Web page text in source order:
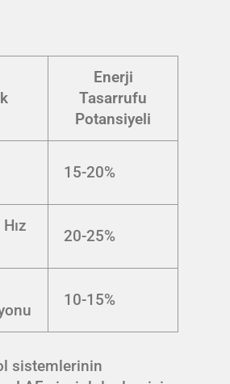
Enerji
Tasarrufu
Potansiyeli
15-20%
20-25%
10-15%
sistemlerinin